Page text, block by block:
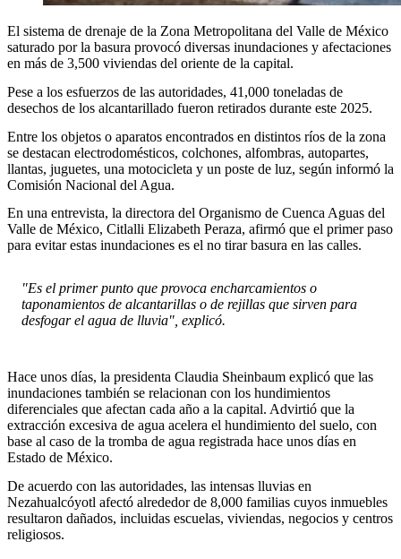
El sistema de drenaje de la Zona Metropolitana del Valle de México
saturado por la basura provocó diversas inundaciones y afectaciones
en más de 3,500 viviendas del oriente de la capital.
Pese a los esfuerzos de las autoridades, 41,000 toneladas de
desechos de los alcantarillado fueron retirados durante este 2025.
Entre los objetos o aparatos encontrados en distintos ríos de la zona
se destacan electrodomésticos, colchones, alfombras, autopartes,
llantas, juguetes, una motocicleta y un poste de luz, según informó la
Comisión Nacional del Agua.
En una entrevista, la directora del Organismo de Cuenca Aguas del
Valle de México, Citlalli Elizabeth Peraza, afirmó que el primer paso
para evitar estas inundaciones es el no tirar basura en las calles.
"Es el primer punto que provoca encharcamientos o
taponamientos de alcantarillas o de rejillas que sirven para
desfogar el agua de lluvia", explicó.
Hace unos días, la presidenta Claudia Sheinbaum explicó que las
inundaciones también se relacionan con los hundimientos
diferenciales que afectan cada año a la capital. Advirtió que la
extracción excesiva de agua acelera el hundimiento del suelo, con
base al caso de la tromba de agua registrada hace unos días en
Estado de México.
De acuerdo con las autoridades, las intensas lluvias en
Nezahualcóyotl afectó alrededor de 8,000 familias cuyos inmuebles
resultaron dañados, incluidas escuelas, viviendas, negocios y centros
religiosos.